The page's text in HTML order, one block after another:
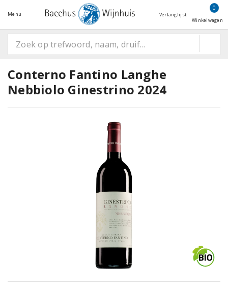
Menu Verlanglijst
0
Winkelwagen
Conterno Fantino Langhe
Nebbiolo Ginestrino 2024